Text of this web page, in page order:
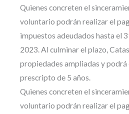
Quienes concreten el
voluntario podrán realizar el
impuestos adeudados hasta el
2023. Al culminar el plazo,
propiedades ampliadas y
prescripto de 5 años.
Quienes concreten el
voluntario podrán realizar el